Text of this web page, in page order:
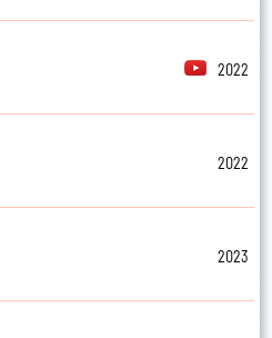
2022
2022
2023